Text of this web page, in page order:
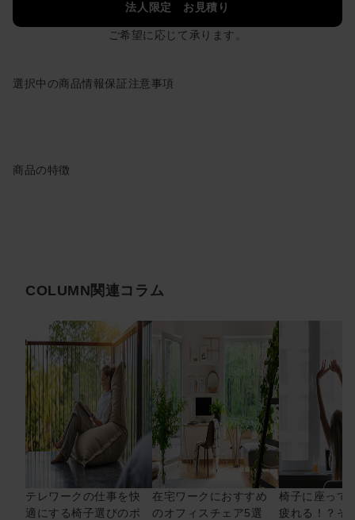
法人限定 お見積り
ご希望に応じて承ります。
選択中の商品情報保証注意事項
商品の特徴
COLUMN 関連コラム
テレワークの仕事を快
適にする椅子選びのポ
在宅ワークにおすすめ
のオフィスチェア5選
椅子に座って
疲れる！？そ